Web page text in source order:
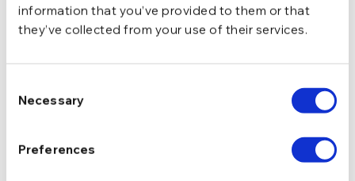
information that you’ve provided to them or that
they’ve collected from your use of their services.
Selection
Necessary
Preferences
RECENZII